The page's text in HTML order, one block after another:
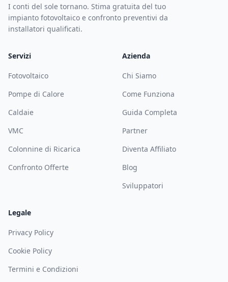
I conti del sole tornano. Stima gratuita del tuo
impianto fotovoltaico e confronto preventivi da
installatori qualificati.
Servizi
Fotovoltaico
Pompe di Calore
Caldaie
VMC
Colonnine di Ricarica
Confronto Offerte
Azienda
Chi Siamo
Come Funziona
Guida Completa
Partner
Diventa Affiliato
Blog
Sviluppatori
Legale
Privacy Policy
Cookie Policy
Termini e Condizioni